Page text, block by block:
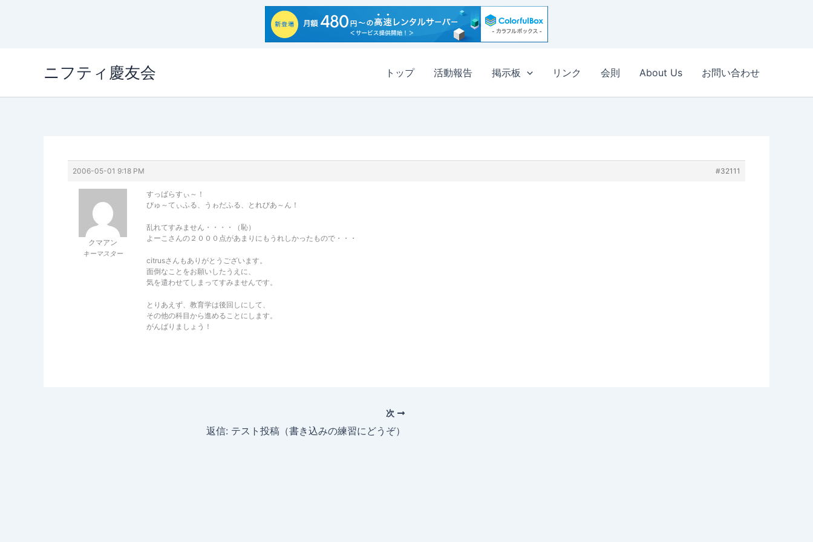
ニフティ慶友会 トップ 活動報告 掲示板 リンク 会則 About Us お問い合わせ
2006-05-01 9:18 PM #32111
クマアン
キーマスター
すっばらすぃ～！
びゅ～てぃふる、うゎだふる、とれびあ～ん！
乱れてすみません・・・・（恥）
よーこさんの２０００点があまりにもうれしかったもので・・・
citrusさんもありがとうございます。
面倒なことをお願いしたうえに、
気を遣わせてしまってすみませんです。
とりあえず、教育学は後回しにして、
その他の科目から進めることにします。
がんばりましょう！
次
返信: テスト投稿（書き込みの練習にどうぞ）